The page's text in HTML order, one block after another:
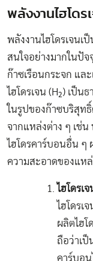
พลังงานไฮโดร
พลังงานไฮโดรเจน
สนใจอย่างมากในปั
ก๊าซเรือนกระจก แล
ไฮโดรเจน (H₂) เป็
ในรูปของก๊าซบริสุทธิ์
จากแหล่งต่าง ๆ เช่น
ไฮโดรคาร์บอนอื่น ๆ
ความสะอาดของแห
ไฮโดรเ
ไฮโดร
ผลิตไฮโ
ถือว่าเ
คาร์บอ